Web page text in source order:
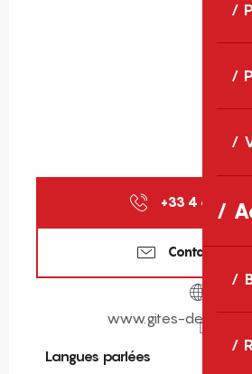
+33 4 68 11 40
Contactez-
www.gites-de-
Langues parlées
Langues parlées